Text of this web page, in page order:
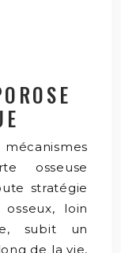
osseuse
stratégie
loin
subit un
de la vie,